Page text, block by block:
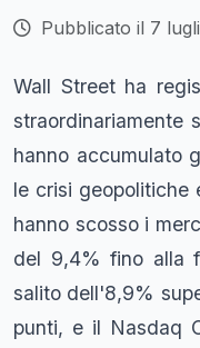
Pubblicato il 7
Wall Street ha
straordinariamente
hanno accumulato
le crisi geopolitiche
hanno scosso i
del 9,4% fino alla
salito dell'8,9%
punti, e il Nasdaq